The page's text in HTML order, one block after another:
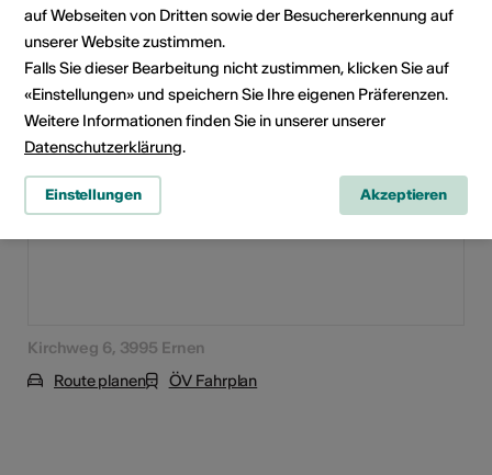
Veranstaltungsort
Kirchweg 6, 3995 Ernen
Route planen
ÖV Fahrplan
auf Webseiten von Dritten sowie der Besuchererkennung auf
unserer Website zustimmen.
Falls Sie dieser Bearbeitung nicht zustimmen, klicken Sie auf
«Einstellungen» und speichern Sie Ihre eigenen Präferenzen.
Weitere Informationen finden Sie in unserer unserer
Datenschutzerklärung.
Einstellungen Akzeptieren